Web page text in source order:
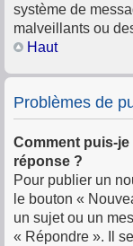
système de
malveillants ou
Haut
Problèmes de
Comment puis-
réponse ?
Pour publier un
le bouton «
un sujet ou un
« Répondre ». Il